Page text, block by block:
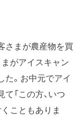
さまが農産物を買
がアイスキャン
た。お中元でアイ
「この方、いつ
こともありま